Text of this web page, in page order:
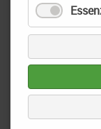
22. September
CAIGOS-
Am 22.September